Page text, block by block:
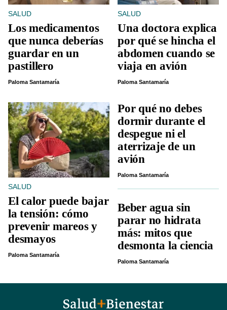
SALUD
Los medicamentos
que nunca deberías
guardar en un
pastillero
Paloma Santamaría
SALUD
Una doctora explica
por qué se hincha el
abdomen cuando se
viaja en avión
Paloma Santamaría
SALUD
El calor puede bajar
la tensión: cómo
prevenir mareos y
desmayos
Paloma Santamaría
Por qué no debes
dormir durante el
despegue ni el
aterrizaje de un
avión
Paloma Santamaría
Beber agua sin
parar no hidrata
más: mitos que
desmonta la ciencia
Paloma Santamaría